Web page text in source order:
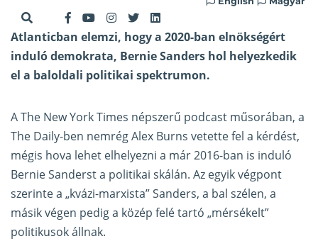
A politikai szakértő Conor Friedersdorf
Atlanticban elemzi, hogy a 2020-ban elnökségért
induló demokrata, Bernie Sanders hol helyezkedik
el a baloldali politikai spektrumon.
A The New York Times népszerű podcast műsorában, a
The Daily-ben nemrég Alex Burns vetette fel a kérdést,
mégis hova lehet elhelyezni a már 2016-ban is induló
Bernie Sanderst a politikai skálán. Az egyik végpont
szerinte a „kvázi-marxista” Sanders, a bal szélen, a
másik végen pedig a közép felé tartó „mérsékelt”
politikusok állnak.